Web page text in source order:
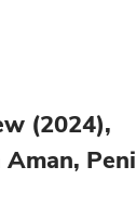
(2024),